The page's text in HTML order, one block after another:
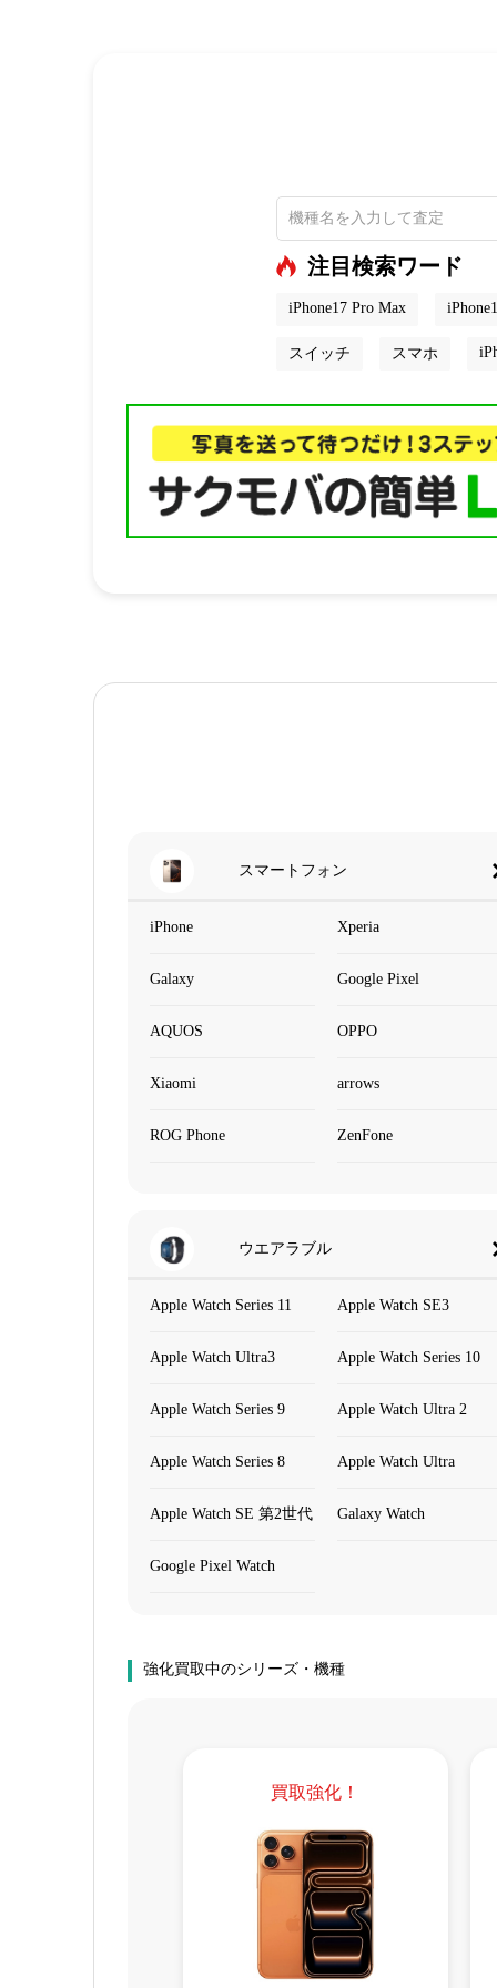
注目検索ワード
iPhone17 Pro Max
スイッチ スマホ
スマートフォン
iPhone Xperia
Galaxy Google Pixel
AQUOS OPPO
Xiaomi arrows
ROG Phone ZenFone
ウエアラブル
Apple Watch Series 11 Apple Watch SE3
Apple Watch Ultra3 Apple Watch Series 10
Apple Watch Series 9 Apple Watch Ultra 2
Apple Watch Series 8 Apple Watch Ultra
Apple Watch SE 第2世代 Galaxy Watch
Google Pixel Watch
強化買取中のシリーズ・機種
買取強化！